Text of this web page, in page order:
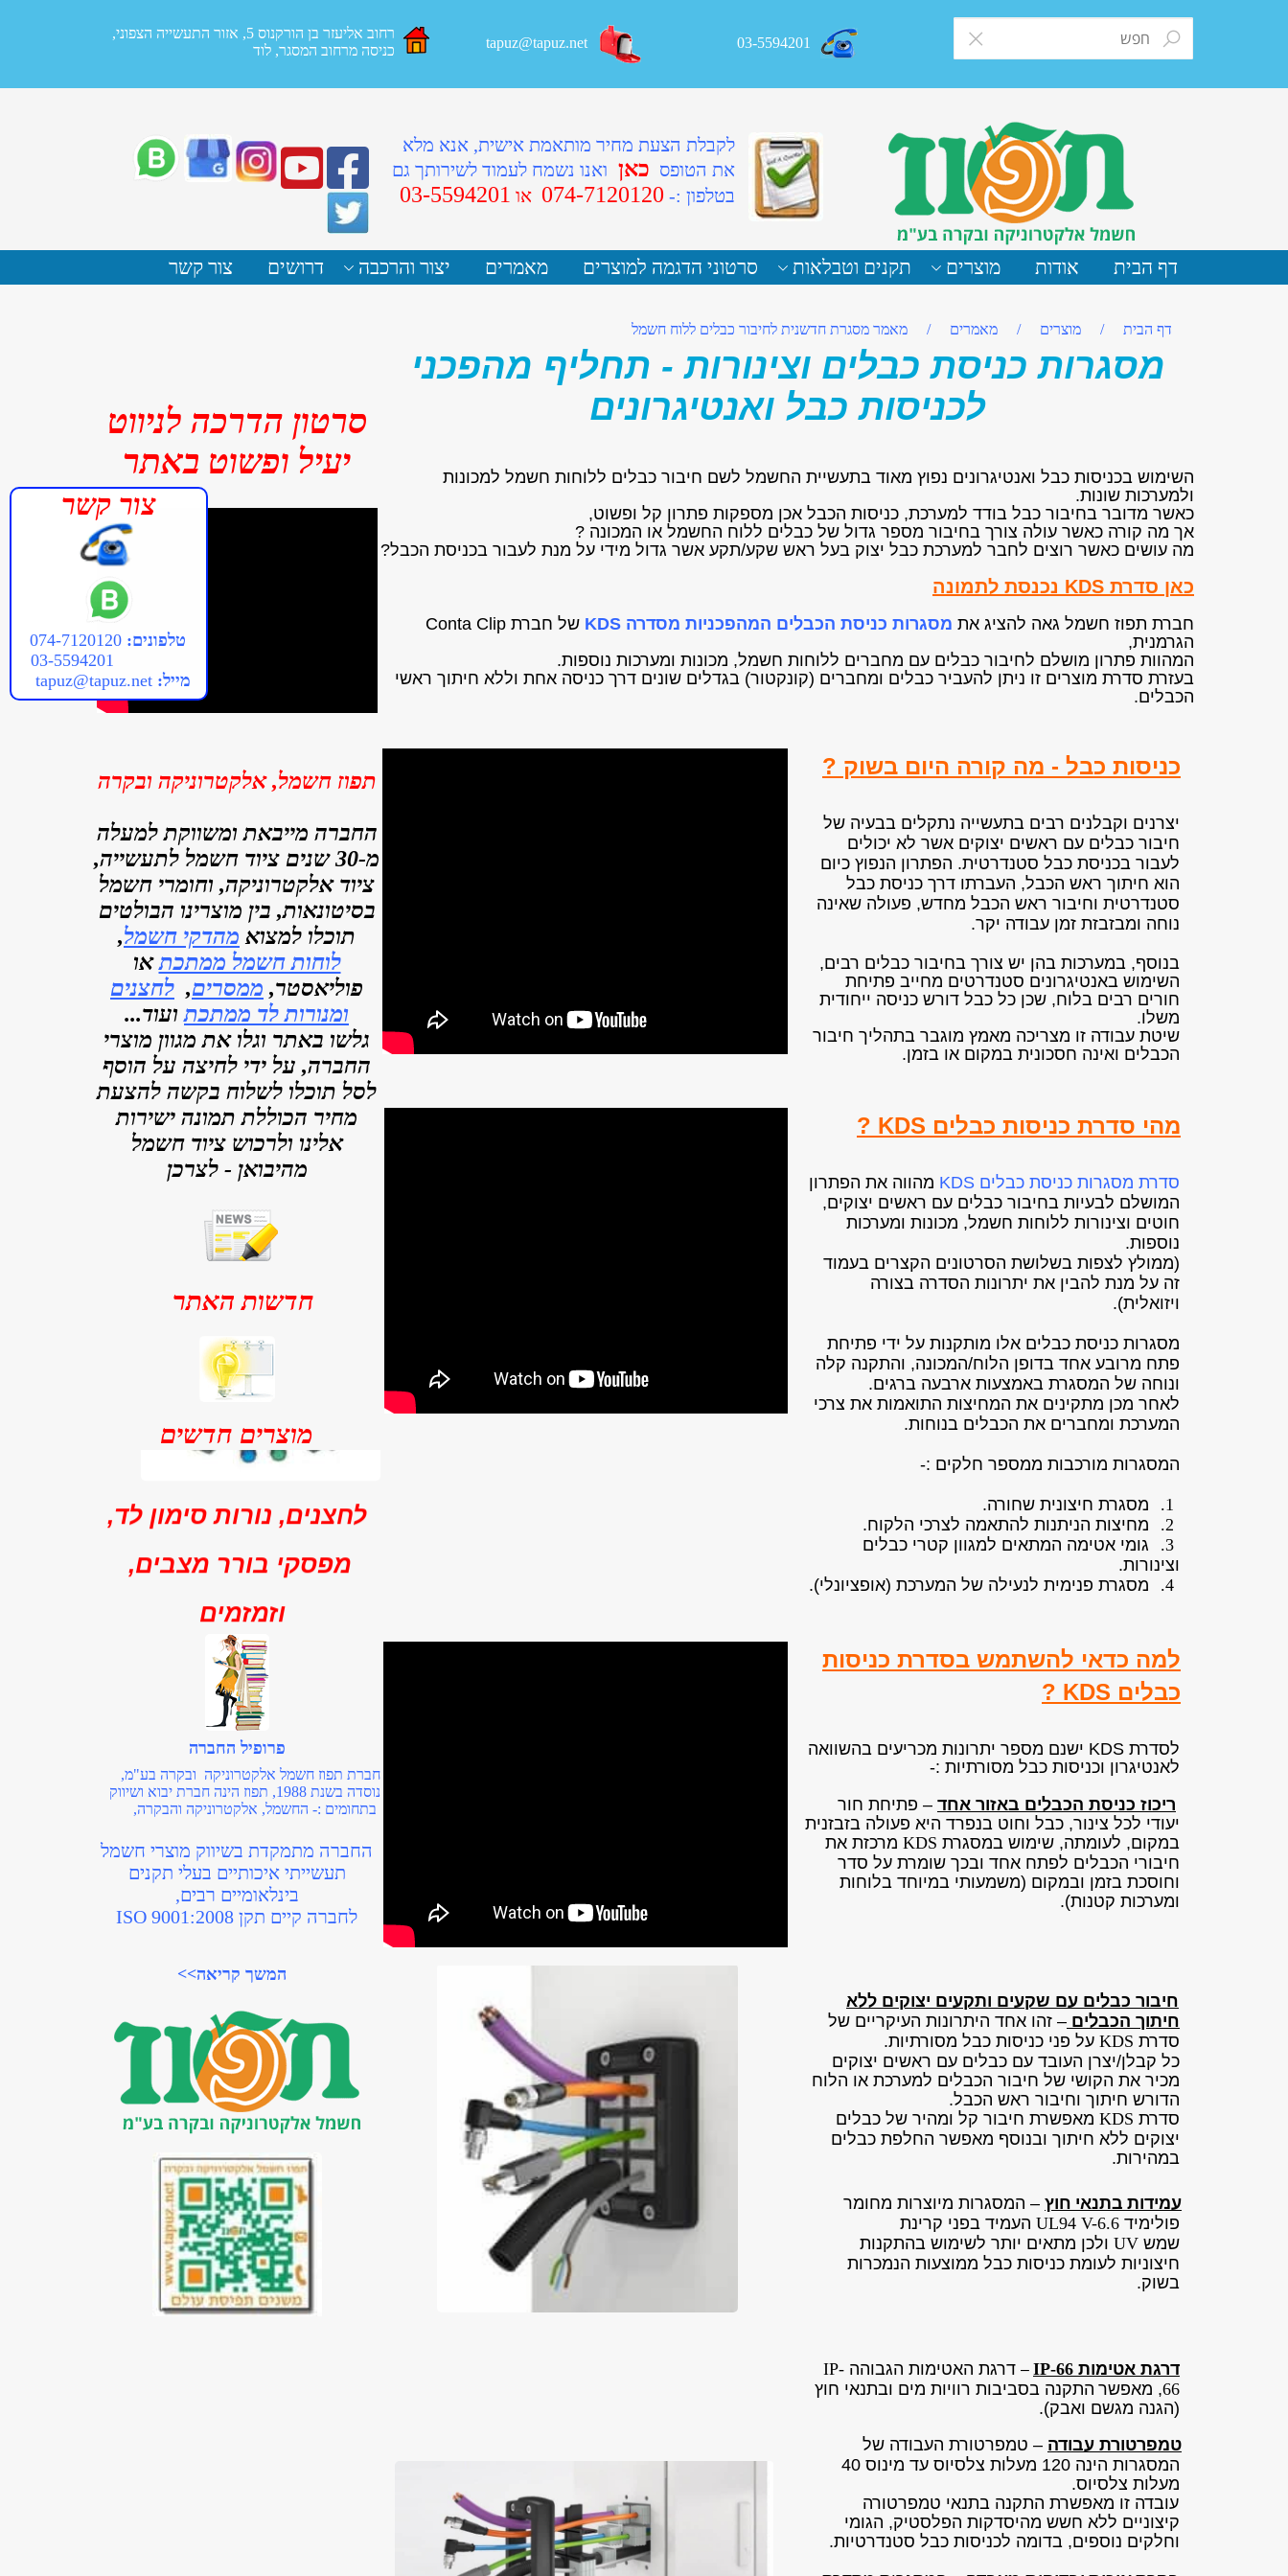
tapuz@tapuz.net
רחוב אליעזר בן הורקנוס 5, אזור התעשייה הצפוני,
כניסה מרחוב המסגר, לוד
לקבלת הצעת מחיר מותאמת אישית, אנא מלא
את הטופס כאן ואנו נשמח לעמוד לשירותך גם
בטלפון :- 074-7120120 או 03-5594201
דף הבית אודות מוצרים תקנים וטבלאות סרטוני הדגמה למוצרים מאמרים יצור והרכבה דרושים צור קשר
דף הבית / מוצרים / מאמרים / מאמר מסגרת חדשנית לחיבור כבלים ללוח חשמל
מסגרות כניסת כבלים וצינורות - תחליף מהפכני
לכניסות כבל ואנטיגרונים
השימוש בכניסות כבל ואנטיגרונים נפוץ מאוד בתעשיית החשמל לשם חיבור כבלים ללוחות חשמל למכונות
ולמערכות שונות.
כאשר מדובר בחיבור כבל בודד למערכת, כניסות הכבל אכן מספקות פתרון קל ופשוט,
אך מה קורה כאשר עולה צורך בחיבור מספר גדול של כבלים ללוח החשמל או המכונה ?
מה עושים כאשר רוצים לחבר למערכת כבל יצוק בעל ראש שקע/תקע אשר גדול מידי על מנת לעבור בכניסת הכבל?
כאן סדרת KDS נכנסת לתמונה
חברת תפוז חשמל גאה להציג את מסגרות כניסת הכבלים המהפכניות מסדרה KDS
של חברת Conta Clip
הגרמנית,
המהוות פתרון מושלם לחיבור כבלים עם מחברים ללוחות חשמל, מכונות ומערכות נוספות.
בעזרת סדרת מוצרים זו ניתן להעביר כבלים ומחברים (קונקטור) בגדלים שונים דרך כניסה אחת וללא חיתוך ראשי
הכבלים.
כניסות כבל - מה קורה היום בשוק ?
יצרנים וקבלנים רבים בתעשייה נתקלים בבעיה של
חיבור כבלים עם ראשים יצוקים אשר לא יכולים
לעבור בכניסת כבל סטנדרטית. הפתרון הנפוץ כיום
הוא חיתוך ראש הכבל, העברתו דרך כניסת כבל
סטנדרטית וחיבור ראש הכבל מחדש, פעולה שאינה
נוחה ומבזבזת זמן עבודה יקר.
בנוסף, במערכות בהן יש צורך בחיבור כבלים רבים,
השימוש באנטיגרונים סטנדרטים מחייב פתיחת
חורים רבים בלוח, שכן כל כבל דורש כניסה ייחודית
משלו.
שיטת עבודה זו מצריכה מאמץ מוגבר בתהליך חיבור
הכבלים ואינה חסכונית במקום או בזמן.
מהי סדרת כניסות כבלים KDS ?
סדרת מסגרות כניסת כבלים KDS
מהווה את הפתרון
המושלם לבעיות בחיבור כבלים עם ראשים יצוקים,
חוטים וצינורות ללוחות חשמל, מכונות ומערכות
נוספות.
(ממולץ לצפות בשלושת הסרטונים הקצרים בעמוד
זה על מנת להבין את יתרונות הסדרה בצורה
ויזואלית).
מסגרות כניסת כבלים אלו מותקנות על ידי פתיחת
פתח מרובע אחד בדופן הלוח/המכונה, והתקנה קלה
ונוחה של המסגרת באמצעות ארבעה ברגים.
לאחר מכן מתקינים את המחיצות התואמות את צרכי
המערכת ומחברים את הכבלים בנוחות.
המסגרות מורכבות ממספר חלקים :-
מסגרת חיצונית שחורה.
מחיצות הניתנות להתאמה לצרכי הלקוח.
גומי אטימה המתאים למגוון קטרי כבלים
וצינורות.
מסגרת פנימית לנעילה של המערכת (אופציונלי).
למה כדאי להשתמש בסדרת כניסות
כבלים KDS ?
לסדרת KDS
ישנם מספר יתרונות מכריעים בהשוואה
לאנטיגרון וכניסות כבל מסורתיות :-
ריכוז כניסת הכבלים באזור אחד – פתיחת חור
יעודי לכל צינור, כבל וחוט בנפרד היא פעולה בזבזנית
במקום, לעומתה, שימוש במסגרת KDS מרכזת את
חיבורי הכבלים לפתח אחד ובכך שומרת על סדר
וחוסכת בזמן ובמקום (משמעותי במיוחד בלוחות
ומערכות קטנות).
חיבור כבלים עם שקעים ותקעים יצוקים ללא
חיתוך הכבלים – זהו אחד היתרונות העיקריים של
סדרת KDS על פני כניסות כבל מסורתיות.
כל קבלן/יצרן העובד עם כבלים עם ראשים יצוקים
מכיר את הקושי של חיבור הכבלים למערכת או הלוח
הדורש חיתוך וחיבור ראש הכבל.
סדרת KDS מאפשרת חיבור קל ומהיר של כבלים
יצוקים ללא חיתוך ובנוסף מאפשר החלפת כבלים
במהירות.
עמידות בתנאי חוץ – המסגרות מיוצרות מחומר
פולימיד UL94 V-6.6 העמיד בפני קרינת
שמש UV ולכן מתאים יותר לשימוש בהתקנות
חיצוניות לעומת כניסות כבל ממוצעות הנמכרות
בשוק.
דרגת אטימות IP-66
– דרגת האטימות הגבוהה IP-
66, מאפשר התקנה בסביבות רוויות מים ובתנאי חוץ
(הגנה מגשם ואבק).
טמפרטורת עבודה – טמפרטורת העבודה של
המסגרות הינה 120 מעלות צלסיוס עד מינוס 40
מעלות צלסיוס.
עובדה זו מאפשרת התקנה בתנאי טמפרטורה
קיצוניים ללא חשש מהיסדקות הפלסטיק, הגומי
וחלקים נוספים, בדומה לכניסות כבל סטנדרטיות.
סרטון הדרכה לניווט
יעיל ופשוט באתר
תפוז חשמל, אלקטרוניקה ובקרה
החברה מייבאת ומשווקת למעלה
מ-30 שנים ציוד חשמל לתעשייה,
ציוד אלקטרוניקה, וחומרי חשמל
בסיטונאות, בין מוצרינו הבולטים
תוכלו למצוא מהדקי חשמל,
לוחות חשמל ממתכתאו
פוליאסטר, ממסרים, לחצנים
ומנורות לד ממתכתועוד...
גלשו באתר וגלו את מגוון מוצרי
החברה, על ידי לחיצה על הוסף
לסל תוכלו לשלוח בקשה להצעת
מחיר הכוללת תמונה ישירות
אלינו ולרכוש ציוד חשמל
מהיבואן - לצרכן
חדשות האתר
מוצרים חדשים
מפסקי בורר מצבים,
וזמזמים
מגוון רחב של לחצנים רגעיים
ואלטרנטביים, מנורות סימון לד,
מפסקי בוררי מצבים, לחצן חירום
פטריה וזמזמים מפלסטיק
לצפיה במוצרים>>
פרופיל החברה
חברת תפוז חשמל אלקטרוניקה ובקרה בע"מ,
נוסדה בשנת 1988, תפוז הינה חברת יבוא ושיווק
בתחומים :- החשמל, אלקטרוניקה והבקרה,
החברה מתמקדת בשיווק מוצרי חשמל
תעשייתי איכותיים בעלי תקנים
בינלאומיים רבים,
לחברה קיים תקן ISO 9001:2008
המשך קריאה>>
צור קשר
טלפונים: 074-7120120
03-5594201
מייל: tapuz@tapuz.net